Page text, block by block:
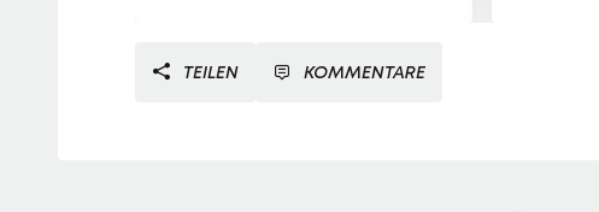
TEILEN KOMMENTARE